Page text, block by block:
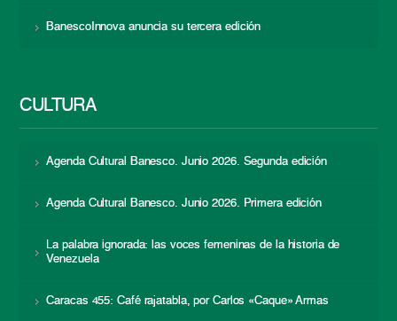
BanescoInnova anuncia su tercera edición
CULTURA
Agenda Cultural Banesco. Junio 2026. Segunda edición
Agenda Cultural Banesco. Junio 2026. Primera edición
La palabra ignorada: las voces femeninas de la historia de
Venezuela
Caracas 455: Café rajatabla, por Carlos «Caque» Armas